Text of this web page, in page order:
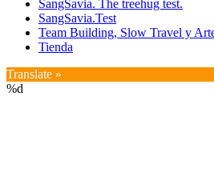
SangSavia. The treehug test.
SangSavia.Test
Team Building, Slow Travel y
Tienda
Translate »
%d